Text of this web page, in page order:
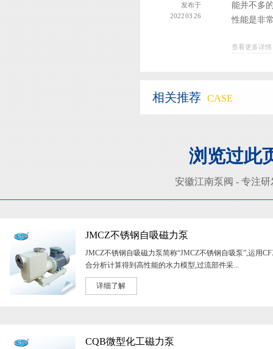
发布于
2022 03 26
能并不多
性能是非
查看更多详情
相关推荐 CASE
浏览过此
安徽江南泵阀 - 专注
JMCZ不锈钢自吸磁力泵
JMCZ不锈钢自吸磁力泵简称“JMCZ不锈钢自吸泵”,运用
合分析计算得到高性能的水力模型,过流部件采...
详细了解
CQB微型化工磁力泵